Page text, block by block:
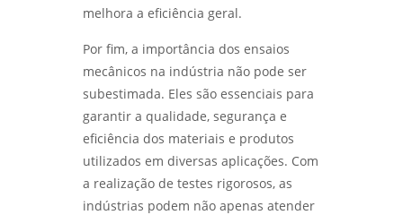
MÉTODOS EFICAZES DE ENSAIO DE CORROSÃO
QUALIDADE - LABMETAL
ANÁLISE DE FALHAS PARA MANUTENÇÃO EM
SÃO PAULO: CONFIRA AS MELHORES PRÁTICAS
- LABMETAL
ENSAIO METALOGRÁFICO: COMO ESSA
TÉCNICA REVELA A ESTRUTURA DOS
MATERIAIS METÁLICOS - LABMETAL
melhora a eficiência geral.
Por fim, a importância dos ensaios
mecânicos na indústria não pode ser
subestimada. Eles são essenciais para
garantir a qualidade, segurança e
eficiência dos materiais e produtos
utilizados em diversas aplicações. Com
a realização de testes rigorosos, as
indústrias podem não apenas atender